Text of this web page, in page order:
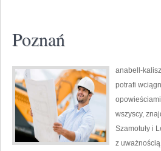
Poznań
anabell-
potrafi
wszyscy,
Szamotuły i
z